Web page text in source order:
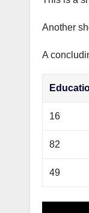
Another
A
16
82
49